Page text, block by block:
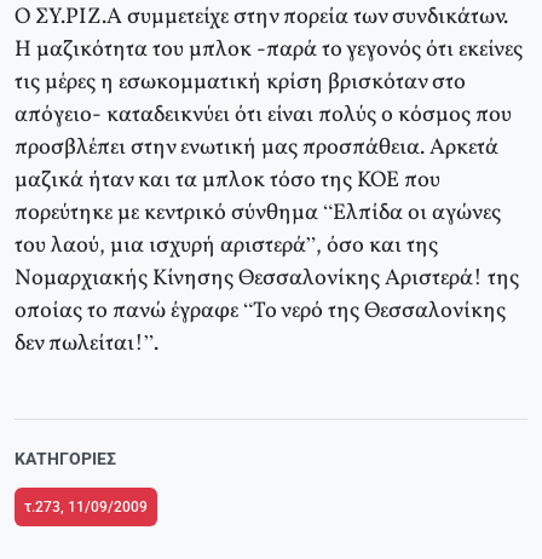
Ο ΣΥ.ΡΙΖ.Α συμμετείχε στην πορεία των συνδικάτων.
Η μαζικότητα του μπλοκ -παρά το γεγονός ότι εκείνες
τις μέρες η εσωκομματική κρίση βρισκόταν στο
απόγειο- καταδεικνύει ότι είναι πολύς ο κόσμος που
προσβλέπει στην ενωτική μας προσπάθεια. Αρκετά
μαζικά ήταν και τα μπλοκ τόσο της ΚΟΕ που
πορεύτηκε με κεντρικό σύνθημα “Ελπίδα οι αγώνες
του λαού, μια ισχυρή αριστερά”, όσο και της
Νομαρχιακής Κίνησης Θεσσαλονίκης Αριστερά! της
οποίας το πανώ έγραφε “Το νερό της Θεσσαλονίκης
δεν πωλείται!”.
ΚΑΤΗΓΟΡΊΕΣ
τ.273, 11/09/2009